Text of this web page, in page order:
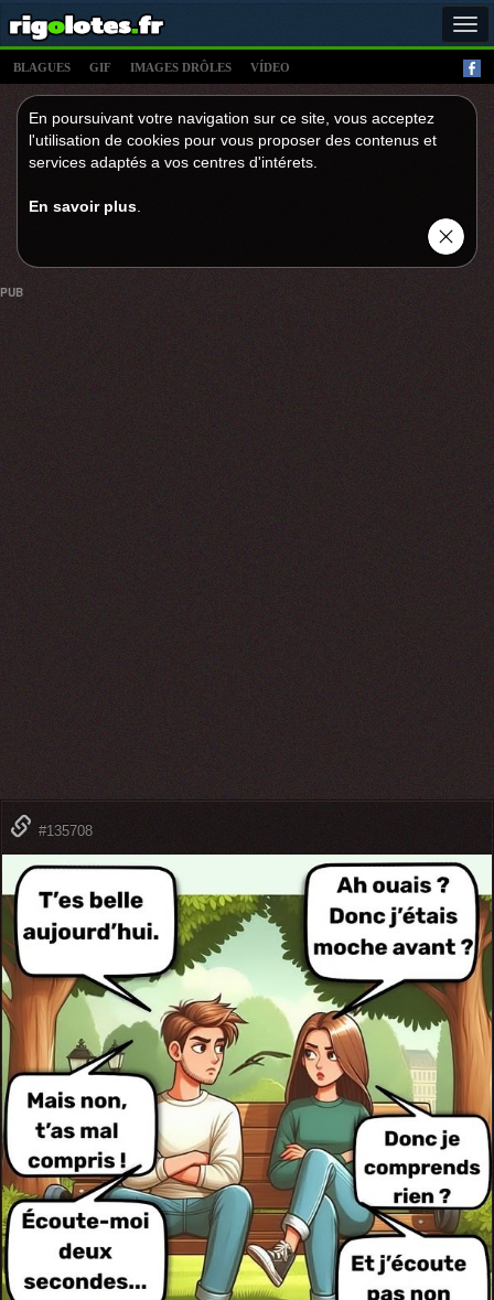
BLAGUES GIF IMAGES DRÔLES VÍDEO
En poursuivant votre navigation sur ce site, vous acceptez
l'utilisation de cookies pour vous proposer des contenus et
services adaptés a vos centres d'intérets.
En savoir plus
PUB
#135708